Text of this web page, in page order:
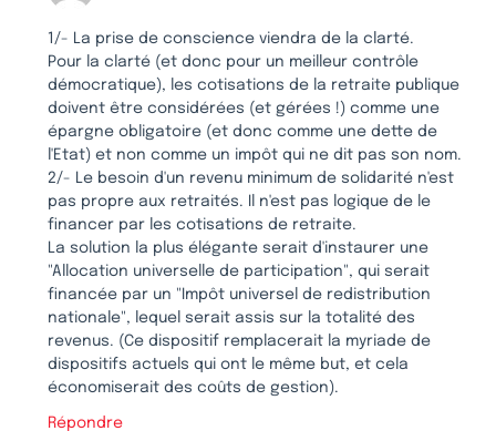
1/- La prise de conscience viendra de la clarté.
Pour la clarté (et donc pour un meilleur contrôle
démocratique), les cotisations de la retraite publique
doivent être considérées (et gérées !) comme une
épargne obligatoire (et donc comme une dette de
l'Etat) et non comme un impôt qui ne dit pas son nom.
2/- Le besoin d'un revenu minimum de solidarité n'est
pas propre aux retraités. Il n'est pas logique de le
financer par les cotisations de retraite.
La solution la plus élégante serait d'instaurer une
"Allocation universelle de participation", qui serait
financée par un "Impôt universel de redistribution
nationale", lequel serait assis sur la totalité des
revenus. (Ce dispositif remplacerait la myriade de
dispositifs actuels qui ont le même but, et cela
économiserait des coûts de gestion).
Répondre